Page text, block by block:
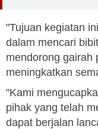
"Tujuan kegiatan
dalam mencari
mendorong gairah
meningkatkan
"Kami
pihak yang telah
dapat berjalan